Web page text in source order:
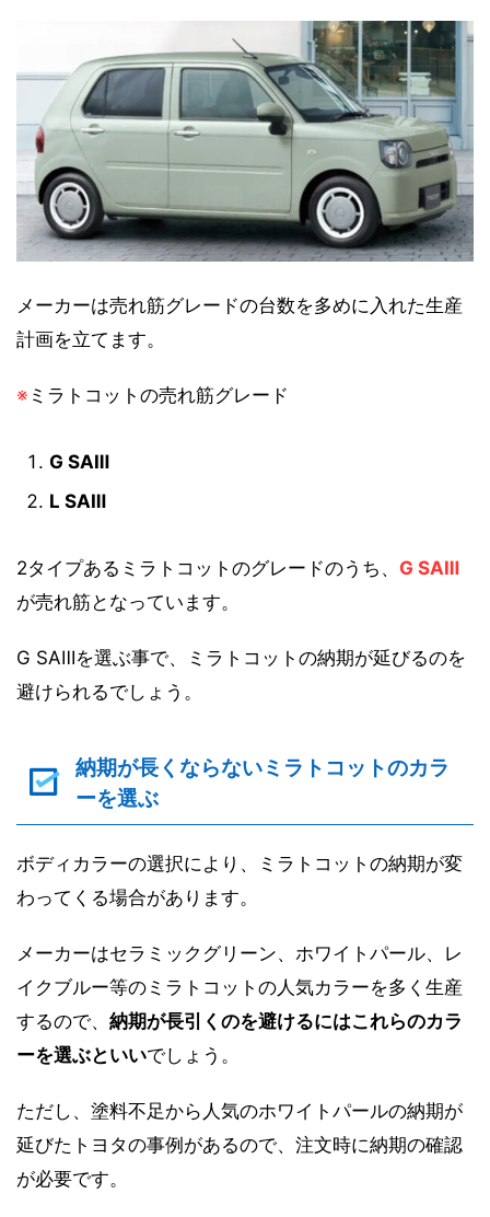
メーカーは売れ筋グレードの台数を多めに入れた生産
計画を立てます。
※ ミラトコットの売れ筋グレード
G SAⅢ
L SAⅢ
2タイプあるミラトコットのグレードのうち、 G SAⅢ
が売れ筋となっています。
G SAⅢを選ぶ事で、ミラトコットの納期が延びるのを
避けられるでしょう。
納期が長くならないミラトコットのカラ
ーを選ぶ
ボディカラーの選択により、ミラトコットの納期が変
わってくる場合があります。
メーカーはセラミックグリーン、ホワイトパール、レ
イクブルー等のミラトコットの人気カラーを多く生産
するので、 納期が長引くのを避けるにはこれらのカラ
ーを選ぶといいでしょう。
ただし、塗料不足から人気のホワイトパールの納期が
延びたトヨタの事例があるので、注文時に納期の確認
が必要です。